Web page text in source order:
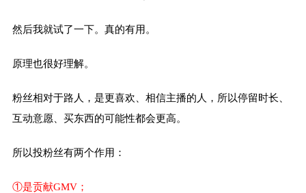
然后我就试了一下。真的有用。
原理也很好理解。
粉丝相对于路人，是更喜欢、相信主播的人，所以停留时长、
互动意愿、买东西的可能性都会更高。
所以投粉丝有两个作用：
①是贡献GMV；